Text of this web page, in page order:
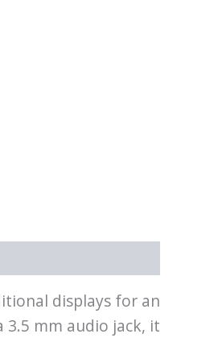
displays for an
3.5 mm audio jack, it